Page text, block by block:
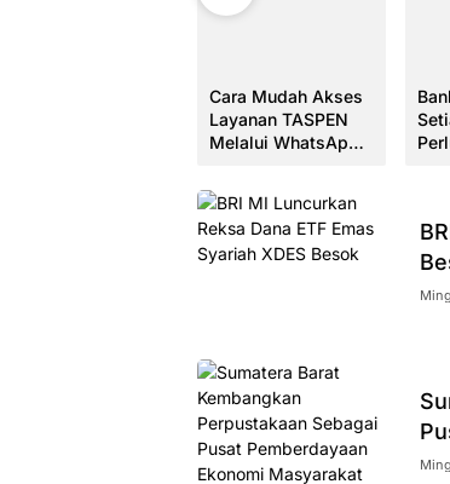
Cara Mudah Akses
Layanan TASPEN
Melalui WhatsApp